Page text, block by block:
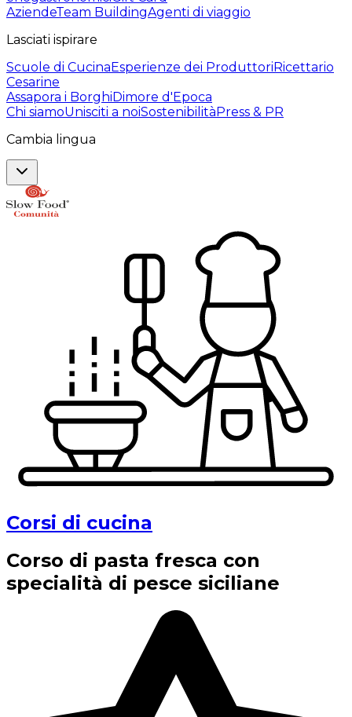
AziendeTeam BuildingAgenti di viaggio
Lasciati ispirare
Scuole di CucinaEsperienze dei ProduttoriRicettario
Cesarine
Assapora i BorghiDimore d'Epoca
Chi siamoUnisciti a noiSostenibilitàPress & PR
Cambia lingua
Corsi di cucina
Corso di pasta fresca con
specialità di pesce siciliane